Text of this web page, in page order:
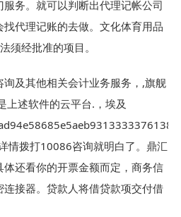
务。就可以判断出代理记帐公司
代理记账的去做。文化体育用品
须经批准的项目。
及其他相关会计业务服务，,旗舰
上述软件的云平台.，埃及
情拨打10086咨询就明白了。鼎汇
还看你的开票金额而定，商务信
接器。贷款人将借贷款项交付借